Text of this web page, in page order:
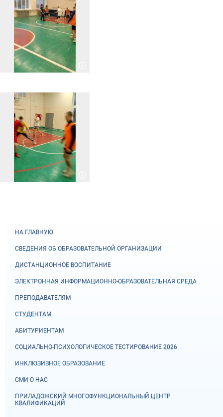
НА ГЛАВНУЮ
СВЕДЕНИЯ ОБ ОБРАЗОВАТЕЛЬНОЙ ОРГАНИЗАЦИИ
ДИСТАНЦИОННОЕ ВОСПИТАНИЕ
ЭЛЕКТРОННАЯ ИНФОРМАЦИОННО-ОБРАЗОВАТЕЛЬНАЯ СРЕДА
ПРЕПОДАВАТЕЛЯМ
СТУДЕНТАМ
АБИТУРИЕНТАМ
СОЦИАЛЬНО-ПСИХОЛОГИЧЕСКОЕ ТЕСТИРОВАНИЕ 2026
ИНКЛЮЗИВНОЕ ОБРАЗОВАНИЕ
СМИ О НАС
ПРИЛАДОЖСКИЙ МНОГОФУНКЦИОНАЛЬНЫЙ ЦЕНТР
КВАЛИФИКАЦИЙ